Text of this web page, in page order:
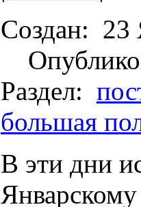
Создан: 23
Раздел:
большая
В эти дни